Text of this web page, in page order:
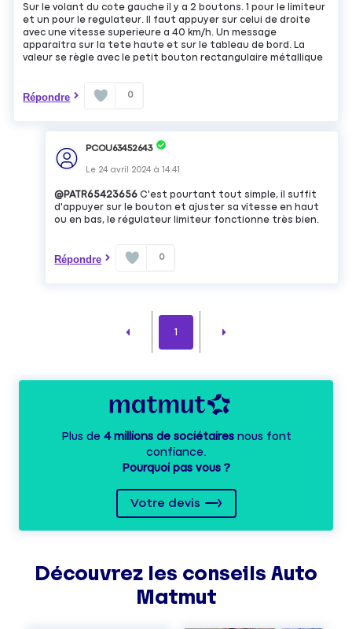
Sur le volant du cote gauche il y a 2 boutons. 1 pour le limiteur
et un pour le regulateur. Il faut appuyer sur celui de droite
avec une vitesse superieure a 40 km/h. Un message
apparaitra sur la tete haute et sur le tableau de bord. La
valeur se règle avec le petit bouton rectangulaire métallique
Répondre 0
PCOU63452643
Le 24 avril 2024 à14:41
@PATR65423656C'est pourtant tout simple, il suffit
d'appuyer sur le bouton et ajuster sa vitesse en haut
ou en bas, le régulateur limiteur fonctionne très bien.
Répondre 0
1
Plus de 4 millions de sociétairesnous font
confiance.
Pourquoi pas vous ?
Votre devis
Découvrez les conseils Auto
Matmut